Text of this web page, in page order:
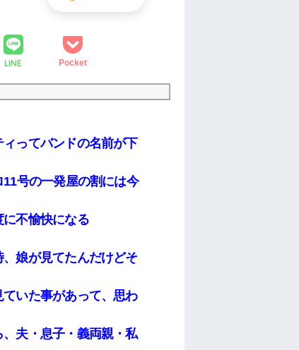
LINE Pocket
ってバンドの名前が下
号の一発屋の割には今
不愉快になる
娘が見てたんだけどそ
いた事があって、思わ
夫・息子・義両親・私